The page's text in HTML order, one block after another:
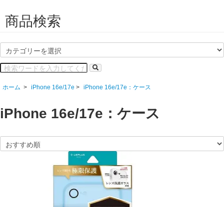
商品検索
ホーム > iPhone 16e/17e > iPhone 16e/17e：ケース
iPhone 16e/17e：ケース